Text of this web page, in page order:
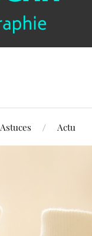
Astuces Actu